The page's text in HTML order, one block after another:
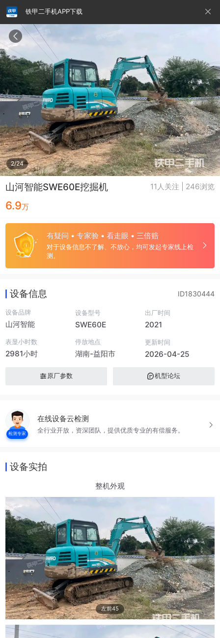
铁甲二手机APP下载
2/24
山河智能SWE60E挖掘机 11人关注 | 246浏览
6.9万
有疑问 • 专家验 • 看走眼 • 三倍赔
对于设备信息不了解、不放心，均可发起专家线上检
测。
请输入手机号
提
交
即
表
同
意
《隐
私
政
策》
设备信息 ID1830444
设备品牌
山河智能
设备型号
SWE60E
出厂时间
2021
表显小时数
2981小时
停放地点
湖南-益阳市
更新时间
2026-04-25
原厂参数 机型论坛
检测专家
在线设备云检测
全行业开放，资深团队，提供优质专业的有偿服务。
设备实拍
整机外观
左前45
铁甲龙总部 4000099032 认证经纪人